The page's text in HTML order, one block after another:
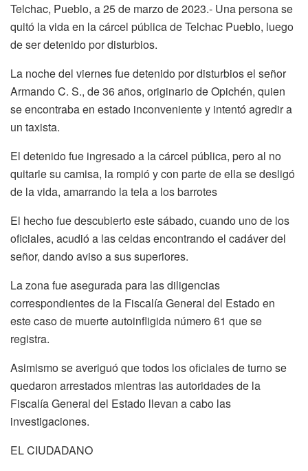
Telchac, Pueblo, a 25 de marzo de 2023.- Una persona se
quitó la vida en la cárcel pública de Telchac Pueblo, luego
de ser detenido por disturbios.
La noche del viernes fue detenido por disturbios el señor
Armando C. S., de 36 años, originario de Opichén, quien
se encontraba en estado inconveniente y intentó agredir a
un taxista.
El detenido fue ingresado a la cárcel pública, pero al no
quitarle su camisa, la rompió y con parte de ella se desligó
de la vida, amarrando la tela a los barrotes
El hecho fue descubierto este sábado, cuando uno de los
oficiales, acudió a las celdas encontrando el cadáver del
señor, dando aviso a sus superiores.
La zona fue asegurada para las diligencias
correspondientes de la Fiscalía General del Estado en
este caso de muerte autoinfligida número 61 que se
registra.
Asimismo se averiguó que todos los oficiales de turno se
quedaron arrestados mientras las autoridades de la
Fiscalía General del Estado llevan a cabo las
investigaciones.
EL CIUDADANO